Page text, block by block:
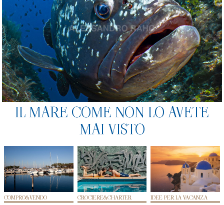
IL MARE COME NON LO AVETE
MAI VISTO
COMPRO&VENDO CROCIERE&CHARTER IDEE PER LA VACANZA